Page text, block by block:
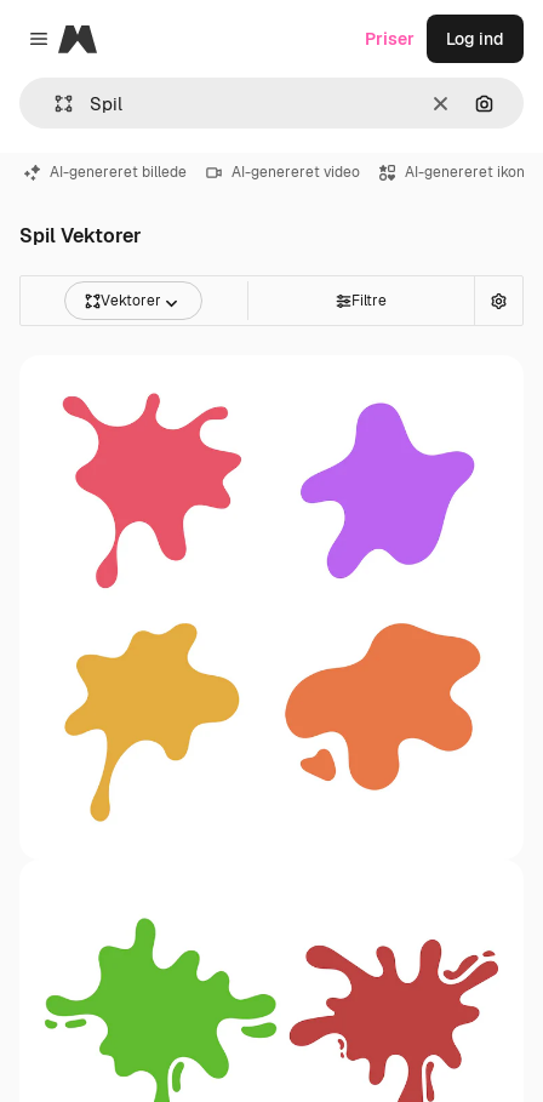
Close menu
Magnific
Klar Søg
Priser Log ind
AI-genereret billede AI-genereret video AI-genereret ikon
Spil Vektorer
Vektorer Filtre